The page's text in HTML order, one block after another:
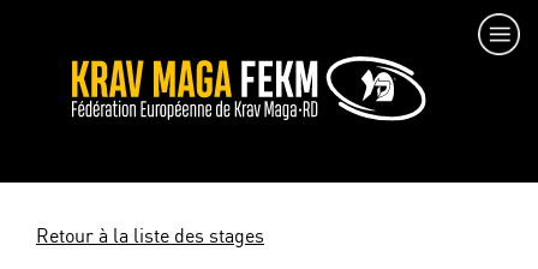
Retour à la liste des stages